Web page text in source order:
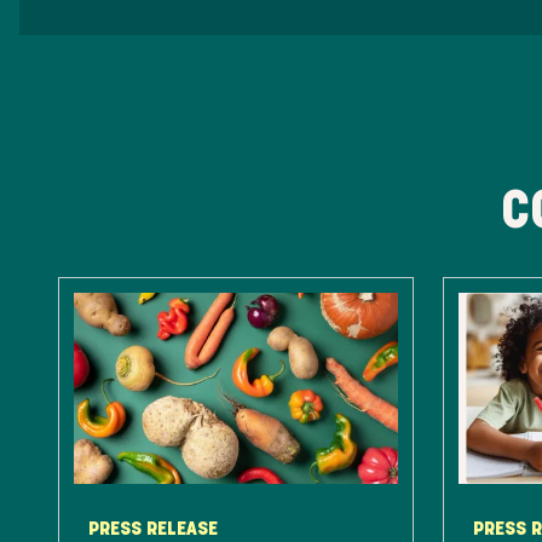
PRESS RELEASE PRESS